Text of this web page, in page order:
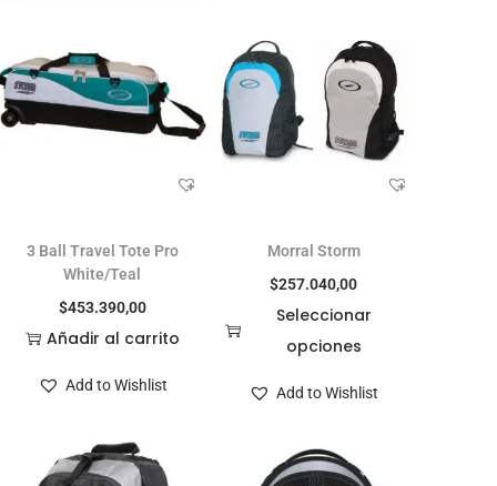
3 Ball Travel Tote Pro
White/Teal
$453.390,00
Añadir al carrito
Add to Wishlist
Morral Storm
$257.040,00
Seleccionar
opciones
Add to Wishlist